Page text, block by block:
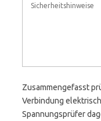
Sicherheitshinweise
Zusammengefasst
Verbindung
Spannungsprüfer